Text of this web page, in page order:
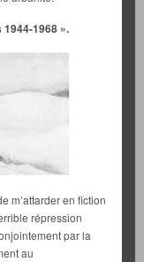
1968 ».
m’attarder en fiction
répression
par la
au